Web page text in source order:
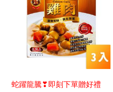
蛇躍龍騰❣即刻下單贈好禮